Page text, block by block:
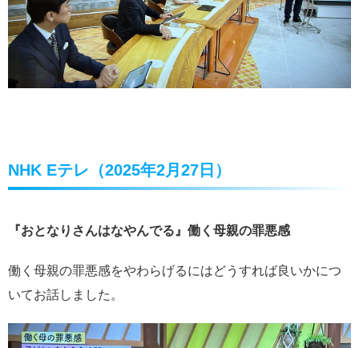
NHK Eテレ（2025年2月27日）
『おとなりさんはなやんでる』働く母親の罪悪感
働く母親の罪悪感をやわらげるにはどうすれば良いかにつ
いてお話しました。